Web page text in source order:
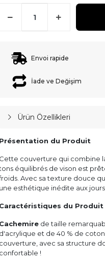
Envoi rapide
İade ve Değişim
Ürün Özellikleri
Présentation du Produit
Cette couverture qui combine
équilibrés de vison est
Avec sa texture douce
une esthétique inédite aux
Caractéristiques du Produit
Cachemirede taille
d'acrylique et de 40 % de
couverture, avec sa structure
confortable !